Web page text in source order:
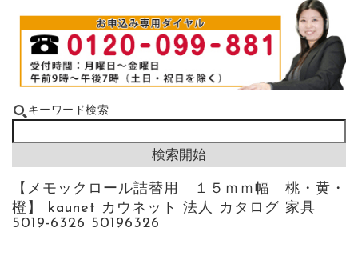
キーワード検索
【メモックロール詰替用 １５ｍｍ幅 桃・黄・
橙】 kaunet カウネット 法人 カタログ 家具
5019-6326 50196326